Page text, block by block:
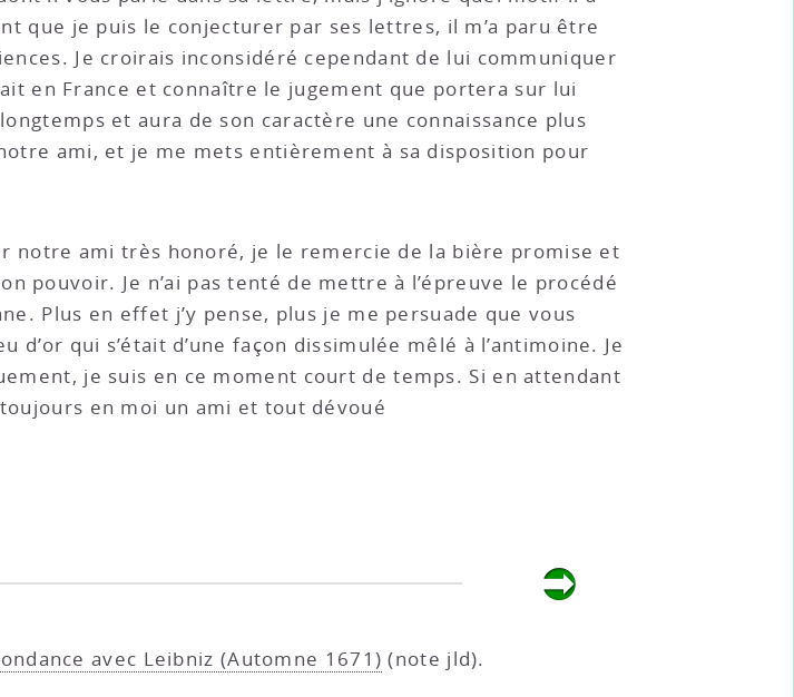
que je puis le conjecturer par ses lettres, il m’a paru être
Je croirais inconsidéré cependant de lui communiquer
en France et connaître le jugement que portera sur lui
et aura de son caractère une connaissance plus
ami, et je me mets entièrement à sa disposition pour
notre ami très honoré, je le remercie de la bière promise et
pouvoir. Je n’ai pas tenté de mettre à l’épreuve le procédé
Plus en effet j’y pense, plus je me persuade que vous
d’or qui s’était d’une façon dissimulée mêlé à l’antimoine. Je
je suis en ce moment court de temps. Si en attendant
en moi un ami et tout dévoué
avec Leibniz (Automne 1671) (note jld).